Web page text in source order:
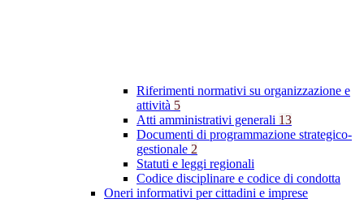
Riferimenti normativi su organizzazione e
attività 5
Atti amministrativi generali 13
Documenti di programmazione strategico-
gestionale 2
Statuti e leggi regionali
Codice disciplinare e codice di condotta
Oneri informativi per cittadini e imprese